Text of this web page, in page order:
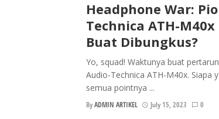
Headphone War:
Technica ATH-
Buat Dibungkus?
Yo, squad! Waktunya buat
Audio-Technica ATH-M40x. Siapa
semua pointnya ...
ByADMIN ARTIKEL July 15, 2023 0